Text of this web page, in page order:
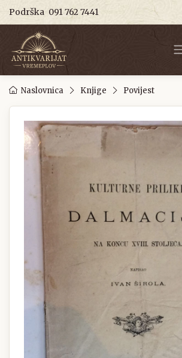
Podrška 091 762 7441
Naslovnica Knjige Povijest